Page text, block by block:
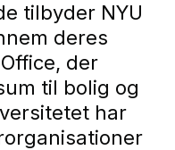
tilbyder NYU
deres
der
til bolig og
har